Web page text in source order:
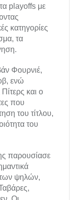
playoffs με
κατηγορίες
τα
Φουρνιέ,
ενώ
και ο
που
του τίτλου,
του
παρουσίασε
ψηλών,